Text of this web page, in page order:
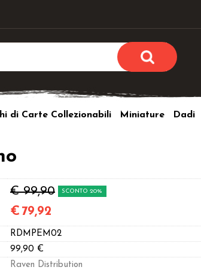
utente e la
di Carte Collezionabili Miniature Dadi
€ 99,90 SCONTO 20%
€ 79,92
RDMPEM02
99,90 €
Raven Distribution